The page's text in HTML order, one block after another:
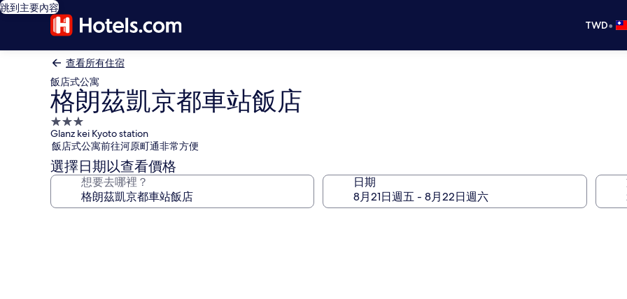
跳到主要內容
TWD•
查看所有住宿
飯店式公寓
格朗茲凱京都車站飯店
3.0
星
級
住
宿
Glanz kei Kyoto station
飯店式公寓前往河原町通非常方便
選擇日期以查看價格
想要去哪裡？ 日期